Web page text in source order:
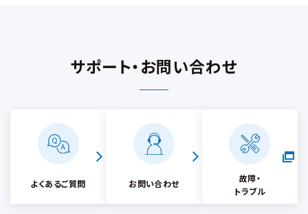
サポート・お問い合わせ
よくあるご質問 お問い合わせ
故障・
トラブル